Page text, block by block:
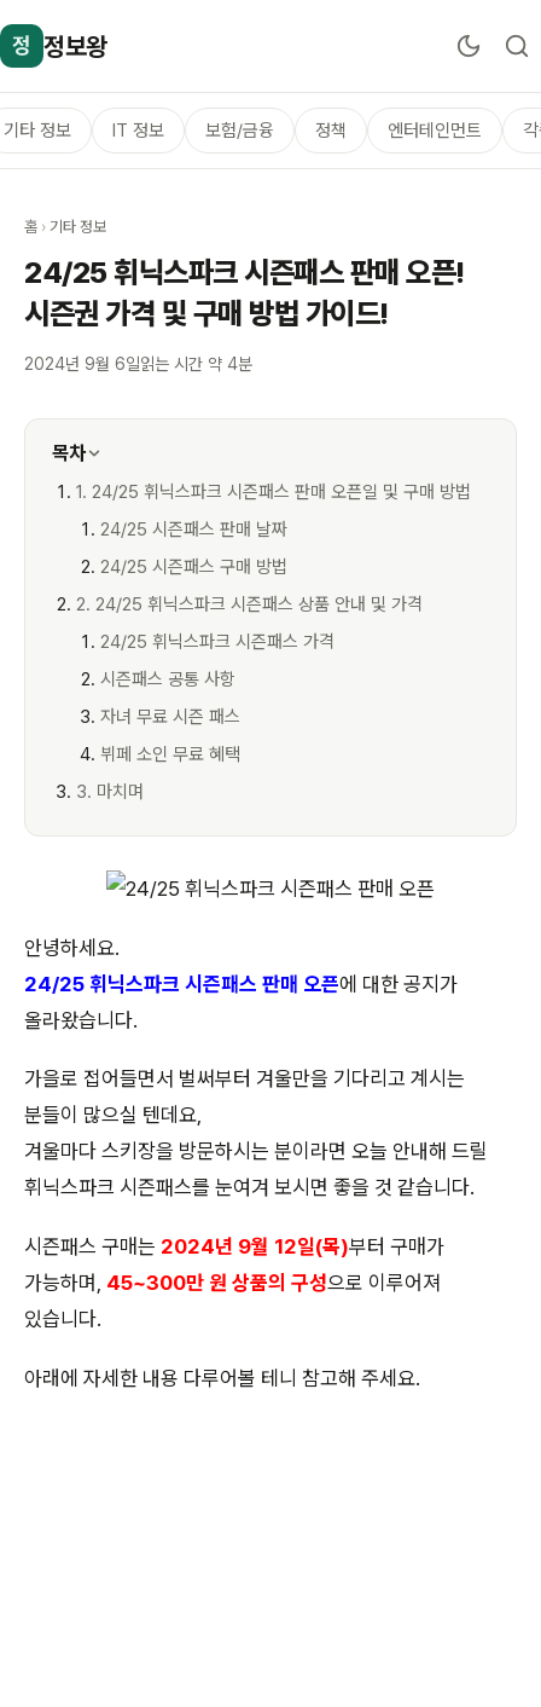
정 정보왕
기타 정보 IT 정보 보험/금융 정책 엔터테인먼트
홈 › 기타 정보
24/25 휘닉스파크 시즌패스 판매 오픈!
시즌권 가격 및 구매 방법 가이드!
2024년 9월 6일읽는 시간 약 4분
목차
1. 24/25 휘닉스파크 시즌패스 판매 오픈일 및 구매 방법
24/25 시즌패스 판매 날짜
24/25 시즌패스 구매 방법
2. 24/25 휘닉스파크 시즌패스 상품 안내 및 가격
24/25 휘닉스파크 시즌패스 가격
시즌패스 공통 사항
자녀 무료 시즌 패스
뷔페 소인 무료 혜택
3. 마치며
안녕하세요.
24/25 휘닉스파크 시즌패스 판매 오픈에 대한 공지가
올라왔습니다.
가을로 접어들면서 벌써부터 겨울만을 기다리고 계시는
분들이 많으실 텐데요,
겨울마다 스키장을 방문하시는 분이라면 오늘 안내해 드릴
휘닉스파크 시즌패스를 눈여겨 보시면 좋을 것 같습니다.
시즌패스 구매는 2024년 9월 12일(목)부터 구매가
가능하며, 45~300만 원 상품의 구성으로 이루어져
있습니다.
아래에 자세한 내용 다루어볼 테니 참고해 주세요.